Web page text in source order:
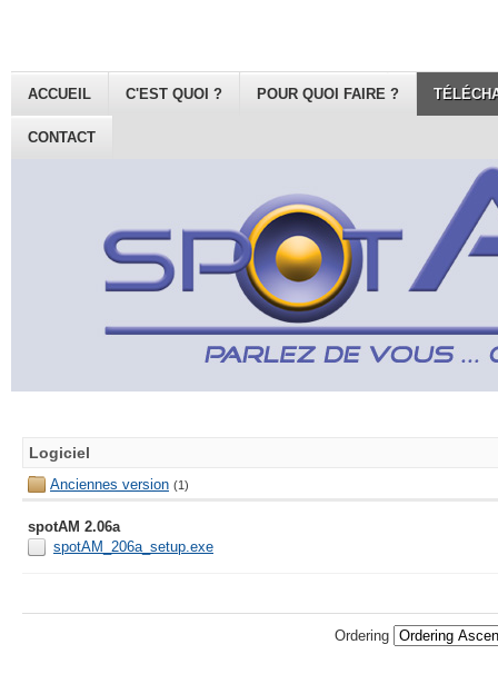
ACCUEIL C'EST QUOI ? POUR QUOI FAIRE ?
CONTACT
Logiciel
Anciennes version (1)
spotAM 2.06a
spotAM_206a_setup.exe
Ordering